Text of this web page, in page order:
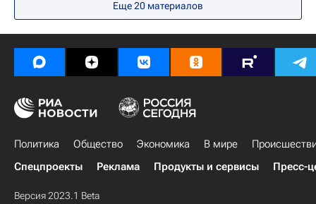
Еще20 материалов
Политика Общество Экономика В мире
Спецпроекты
Реклама Продукты и сервисы Пресс-
Версия 2023.1 Beta